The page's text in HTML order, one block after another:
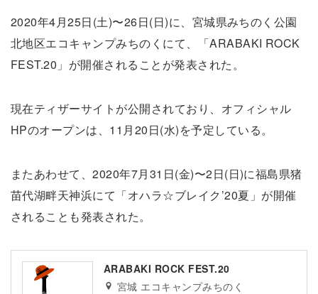
2020年4月25日(土)〜26日(日)に、宮城県みちのく公園
北地区エコキャンプみちのくにて、「ARABAKI ROCK
FEST.20」が開催されることが発表された。
現在ティザーサイトが公開されており、オフィシャル
HPのオープンは、11月20日(水)を予定している。
またあわせて、2020年7月31日(金)〜2日(日)に福島県猪
苗代湖畔天神浜にて「オハラ☆ブレイク’20夏」が開催
されることも発表された。
ARABAKI ROCK FEST.20
宮城 エコキャンプみちのく